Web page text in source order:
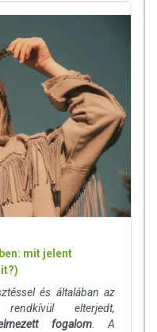
mit jelent
és általában az
rendkívül elterjedt,
fogalom. A